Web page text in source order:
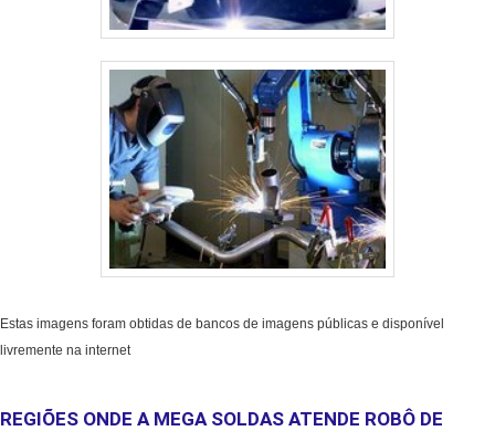
Estas imagens foram obtidas de bancos de imagens públicas e disponível
livremente na internet
REGIÕES ONDE A MEGA SOLDAS ATENDE ROBÔ DE